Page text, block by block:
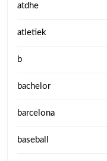
atdhe
atletiek
b
bachelor
barcelona
baseball